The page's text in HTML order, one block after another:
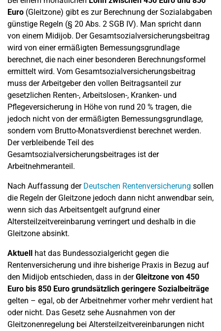
Euro (Gleitzone) gibt es zur Berechnung der Sozialabgaben
günstige Regeln (§ 20 Abs. 2 SGB IV). Man spricht dann
von einem Midijob. Der Gesamtsozialversicherungsbeitrag
wird von einer ermäßigten Bemessungsgrundlage
berechnet, die nach einer besonderen Berechnungsformel
ermittelt wird. Vom Gesamtsozialversicherungsbeitrag
muss der Arbeitgeber den vollen Beitragsanteil zur
gesetzlichen Renten-, Arbeitslosen-, Kranken- und
Pflegeversicherung in Höhe von rund 20 % tragen, die
jedoch nicht von der ermäßigten Bemessungsgrundlage,
sondern vom Brutto-Monatsverdienst berechnet werden.
Der verbleibende Teil des
Gesamtsozialversicherungsbeitrages ist der
Arbeitnehmeranteil.
Nach Auffassung der Deutschen Rentenversicherung sollen
die Regeln der Gleitzone jedoch dann nicht anwendbar sein,
wenn sich das Arbeitsentgelt aufgrund einer
Altersteilzeitvereinbarung verringert und deshalb in die
Gleitzone absinkt.
Aktuell hat das Bundessozialgericht gegen die
Rentenversicherung und ihre bisherige Praxis in Bezug auf
den Midijob entschieden, dass in derGleitzone von 450
Euro bis 850 Euro grundsätzlich geringere Sozialbeiträge
gelten – egal, ob der Arbeitnehmer vorher mehr verdient hat
oder nicht. Das Gesetz sehe Ausnahmen von der
Gleitzonenregelung bei Altersteilzeitvereinbarungen nicht